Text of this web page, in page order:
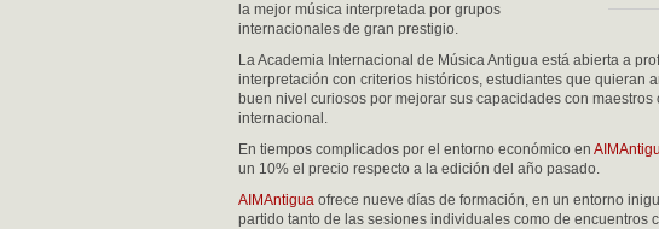
la mejor música interpretada por grupos
internacionales de gran prestigio.
La Academia Internacional de Música Antigua está abierta a
interpretación con criterios históricos, estudiantes que quieran
buen nivel curiosos por mejorar sus capacidades con
internacional.
En tiempos complicados por el entorno económico en
un 10% el precio respecto a la edición del año pasado.
AIMAntigua ofrece nueve días de formación, en un entorno
partido tanto de las sesiones individuales como de encuentros